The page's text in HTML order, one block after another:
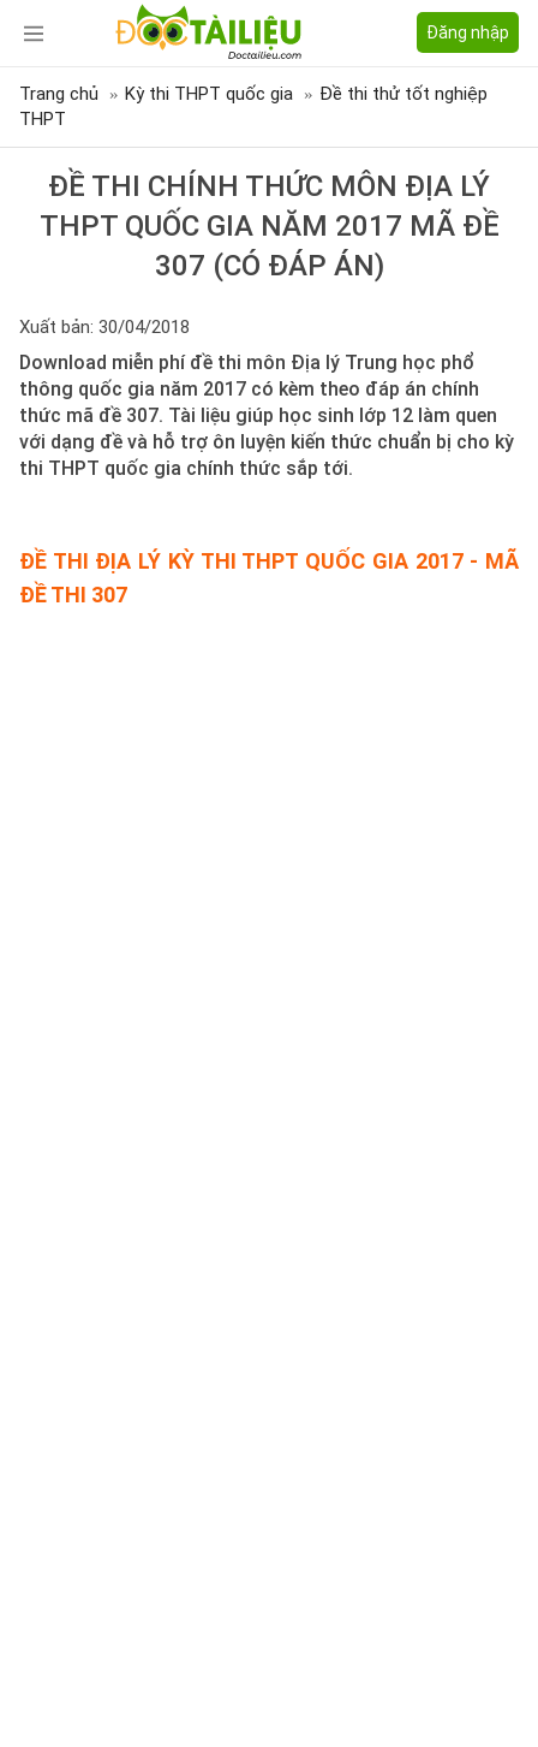
Đăng nhập
Trang chủ Kỳ thi THPT quốc gia
Đề thi thử tốt nghiệp
THPT
ĐỀ THI CHÍNH THỨC MÔN ĐỊA LÝ
THPT QUỐC GIA NĂM 2017 MÃ ĐỀ
307 (CÓ ĐÁP ÁN)
Xuất bản: 30/04/2018
Download miễn phí đề thi môn Địa lý Trung học phổ
thông quốc gia năm 2017 có kèm theo đáp án chính
thức mã đề 307. Tài liệu giúp học sinh lớp 12 làm quen
với dạng đề và hỗ trợ ôn luyện kiến thức chuẩn bị cho kỳ
thi THPT quốc gia chính thức sắp tới.
ĐỀ THI ĐỊA LÝ KỲ THI THPT QUỐC GIA 2017 - MÃ
ĐỀ THI 307